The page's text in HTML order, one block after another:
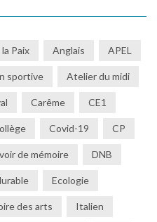
Paix Anglais APEL
sportive Atelier du midi
Carême CE1
Covid-19 CP
de mémoire DNB
Ecologie
des arts Italien